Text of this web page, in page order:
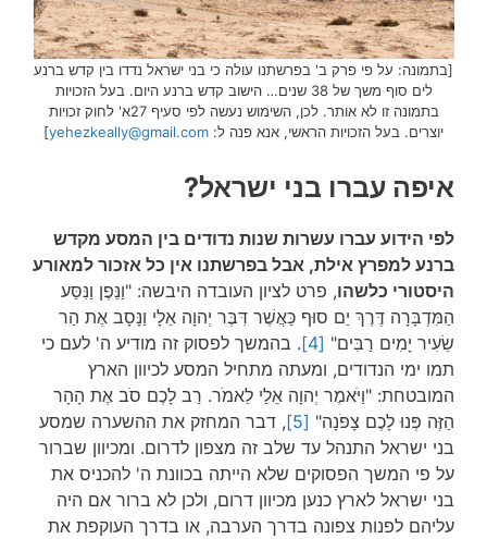
[בתמונה: על פי פרק ב' בפרשתנו עולה כי בני ישראל נדדו בין קדש ברנע
לים סוף משך של 38 שנים… הישוב קדש ברנע היום. בעל הזכויות
בתמונה זו לא אותר. לכן, השימוש נעשה לפי סעיף 27א' לחוק זכויות
יוצרים. בעל הזכויות הראשי, אנא פנה ל: yehezkeally@gmail.com
]
איפה עברו בני ישראל?
לפי הידוע עברו עשרות שנות נדודים בין המסע מקדש
ברנע למפרץ אילת, אבל בפרשתנו אין כל אזכור למאורע
היסטורי כלשהו, פרט לציון העובדה היבשה: "וַנֵּפֶן וַנִּסַּע
הַמִּדְבָּרָה דֶּרֶךְ יַם סוּף כַּאֲשֶׁר דִּבֶּר יְהוָה אֵלָי וַנָּסָב אֶת הַר
שֵׂעִיר יָמִים רַבִּים" [4]
. בהמשך לפסוק זה מודיע ה' לעם כי
תמו ימי הנדודים, ומעתה מתחיל המסע לכיוון הארץ
המובטחת: "וַיֹּאמֶר יְהוָה אֵלַי לֵאמֹר. רַב לָכֶם סֹב אֶת הָהָר
הַזֶּה פְּנוּ לָכֶם צָפֹנָה" [5]
, דבר המחזק את ההשערה שמסע
בני ישראל התנהל עד שלב זה מצפון לדרום. ומכיוון שברור
על פי המשך הפסוקים שלא הייתה בכוונת ה' להכניס את
בני ישראל לארץ כנען מכיוון דרום, ולכן לא ברור אם היה
עליהם לפנות צפונה בדרך הערבה, או בדרך העוקפת את